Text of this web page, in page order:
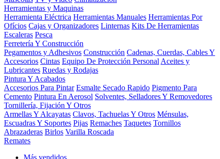
Herramientas y Maquinas
Herramienta Eléctrica Herramientas Manuales Herramientas Por
Ofícios Cajas y Organizadores Linternas Kits De Herramientas
Escaleras Pesca
Ferretería Y Construcción
Pegamentos y Adhesivos Construcción Cadenas, Cuerdas, Cables Y
Accesorios Cintas Equipo De Protección Personal Aceites y
Lubricantes Ruedas y Rodajas
Pintura Y Acabados
Accesorios Para Pintar Esmalte Secado Rapido Pigmento Para
Cemento Pintura En Aerosol Solventes, Selladores Y Removedores
Tornillería, Fijación Y Otros
Armellas Y Alcayatas Clavos, Tachuelas Y Otros Ménsulas,
Escuadras Y Soportes Pijas Remaches Taquetes Tornillos
Abrazaderas Birlos Varilla Roscada
Remates